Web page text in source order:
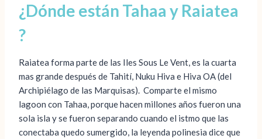
¿Dónde están Tahaa y Raiatea
?
Raiatea forma parte de las Iles Sous Le Vent, es la cuarta
mas grande después de Tahití, Nuku Hiva e Hiva OA (del
Archipiélago de las Marquisas). Comparte el mismo
lagoon con Tahaa, porque hacen millones años fueron una
sola isla y se fueron separando cuando el istmo que las
conectaba quedo sumergido, la leyenda polinesia dice que